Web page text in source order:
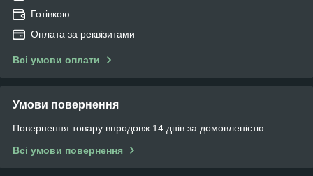
Готівкою
Оплата за реквізитами
Всі умови оплати
Умови повернення
Повернення товару впродовж 14 днів за домовленістю
Всі умови повернення